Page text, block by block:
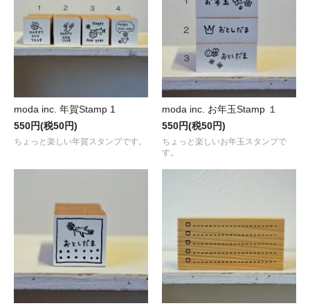
moda inc. 年賀Stamp 1
550円(税50円)
ちょっと楽しい年賀スタンプです。
moda inc. お年玉Stamp １
550円(税50円)
ちょっと楽しいお年玉スタンプで
す。